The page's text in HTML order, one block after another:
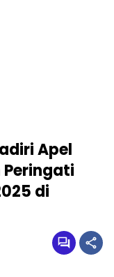
Apel
Peringati
di